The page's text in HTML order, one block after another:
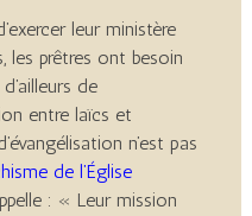
leur ministère
les prêtres ont besoin
de
entre laïcs et
n’est pas
de l’Église
: « Leur mission